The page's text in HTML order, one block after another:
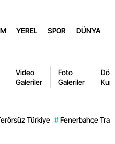
YEREL SPOR DÜNYA
Video
Galeriler
Foto
Galeriler
Türkiye # Fenerbahçe